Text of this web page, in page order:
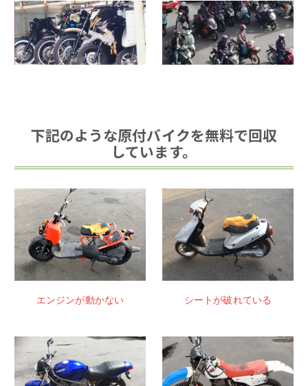
下記のような原付バイクを無料で回収
しています。
エンジンが動かない シートが破れている